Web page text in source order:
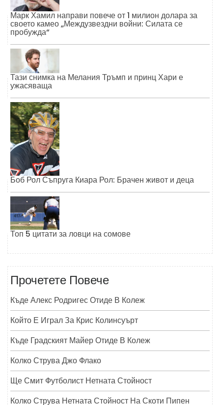
Марк Хамил направи повече от 1 милион долара за
своето камео „Междузвездни войни: Силата се
пробужда“
Тази снимка на Мелания Тръмп и принц Хари е
ужасяваща
Боб Рол Съпруга Киара Рол: Брачен живот и деца
Топ 5 цитати за ловци на сомове
Прочетете Повече
Къде Алекс Родригес Отиде В Колеж
Който Е Играл За Крис Колинсуърт
Къде Градският Майер Отиде В Колеж
Колко Струва Джо Флако
Ще Смит Футболист Нетната Стойност
Колко Струва Нетната Стойност На Скоти Пипен